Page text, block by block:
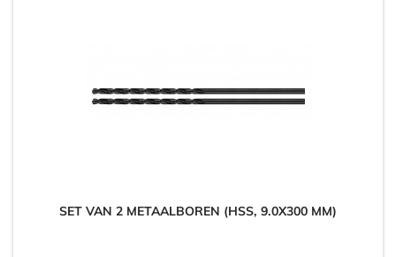
SET VAN 2 METAALBOREN (HSS, 9.0X300 MM)